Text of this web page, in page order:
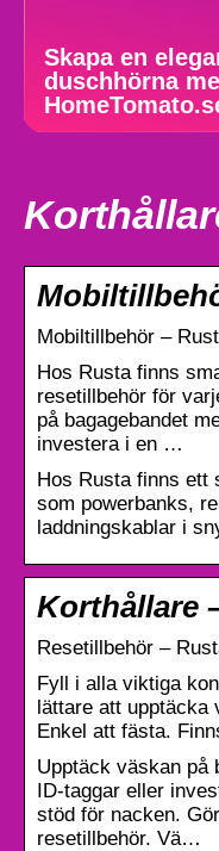
Skapa en
duschhörna
Mobiltillbehör –
Hos Rusta finns
resetillbehör för
på bagagebandet
investera i en …
Hos Rusta finns ett
som powerbanks,
laddningskablar i
Korthållare
Resetillbehör –
Fyll i alla viktiga
lättare att upptäcka
Enkel att fästa.
Upptäck väskan på
ID-taggar eller
stöd för nacken.
resetillbehör. Vä…